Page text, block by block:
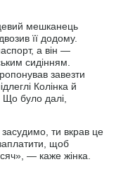
мешканець
її додому.
а він —
сидінням.
завезти
Колінка й
Що було далі,
ти вкрав це
щоб
— каже жінка.